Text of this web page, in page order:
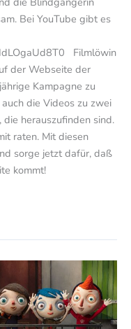
Bei YouTube gibt es
Filmlöwin
der Webseite der
Kampagne zu
die Videos zu zwei
herauszufinden sind.
raten. Mit diesen
sorge jetzt dafür, daß
kommt!